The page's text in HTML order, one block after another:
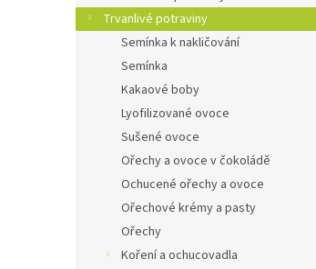
n
e
Trvanlivé potraviny
Semínka k nakličování
Semínka
Kakaové boby
Lyofilizované ovoce
Sušené ovoce
Ořechy a ovoce v čokoládě
Ochucené ořechy a ovoce
Ořechové krémy a pasty
Ořechy
Koření a ochucovadla